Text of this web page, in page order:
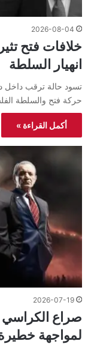
2026-08-04
خلافات فتح
انهيار السلطة
تسود حالة ترقب داخل
حركة فتح والسلطة
أكمل القراءة »
2026-07-19
صراع الكراسي
لمواجهة